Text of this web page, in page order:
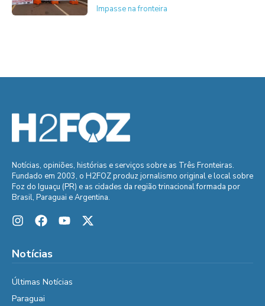
Impasse na fronteira
Notícias, opiniões, histórias e serviços sobre as Três Fronteiras.
Fundado em 2003, o H2FOZ produz jornalismo original e local sobre
Foz do Iguaçu (PR) e as cidades da região trinacional formada por
Brasil, Paraguai e Argentina.
Notícias
Últimas Notícias
Paraguai